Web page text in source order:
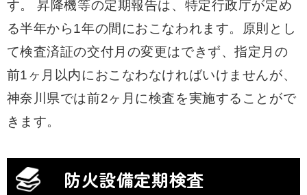
す。 昇降機等の定期報告は、特定行政庁が定め
る半年から1年の間におこなわれます。原則とし
て検査済証の交付月の変更はできず、指定月の
前1ヶ月以内におこなわなければいけませんが、
神奈川県では前2ヶ月に検査を実施することがで
きます。
防火設備定期検査